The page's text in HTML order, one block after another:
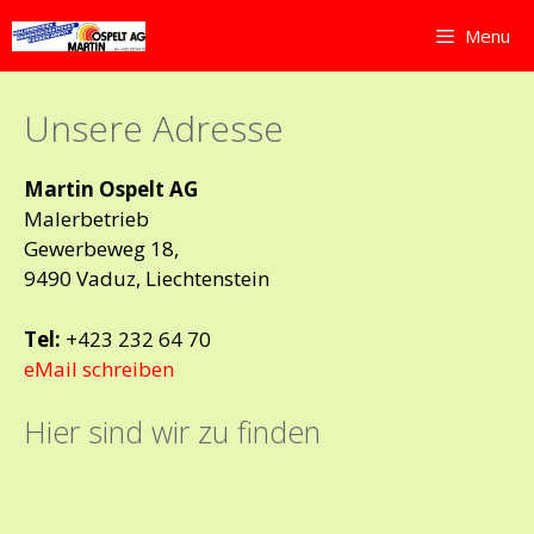
zum
Inhalt
Menu
Unsere Adresse
Martin Ospelt AG
Malerbetrieb
Gewerbeweg 18,
9490 Vaduz, Liechtenstein
Tel: +423 232 64 70
eMail schreiben
Hier sind wir zu finden